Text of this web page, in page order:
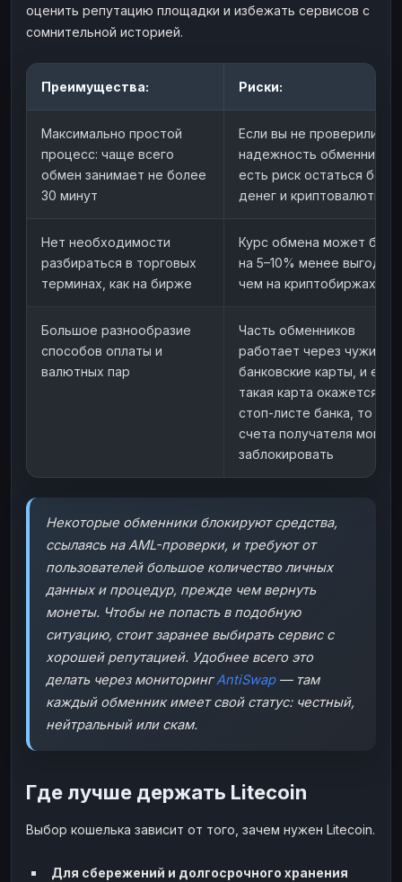
оценить репутацию площадки и избежать сервисов с
сомнительной историей.
Преимущества: Риски:
Максимально простой
процесс: чаще всего
обмен занимает не более
30 минут
Если вы не проверили
надежность обменника,
есть риск остаться без
денег и криптовалюты
Нет необходимости
разбираться в торговых
терминах, как на бирже
Курс обмена может быть
на 5–10% менее выгоден,
чем на криптобиржах
Большое разнообразие
способов оплаты и
валютных пар
Часть обменников
работает через чужие
банковские карты, и если
такая карта окажется в
стоп-листе банка, то
счета получателя могут
заблокировать
Некоторые обменники блокируют средства,
ссылаясь на AML-проверки, и требуют от
пользователей большое количество личных
данных и процедур, прежде чем вернуть
монеты. Чтобы не попасть в подобную
ситуацию, стоит заранее выбирать сервис с
хорошей репутацией. Удобнее всего это
делать через мониторингAntiSwap— там
каждый обменник имеет свой статус: честный,
нейтральныйили скам.
Где лучше держать Litecoin
Выбор кошелька зависит от того, зачем нужен Litecoin.
Для сбережений и долгосрочного хранения